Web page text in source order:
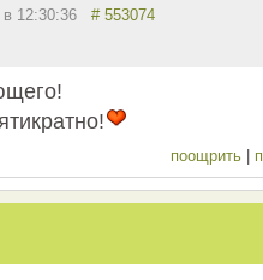
в 12:30:36 # 553074
поощрить |